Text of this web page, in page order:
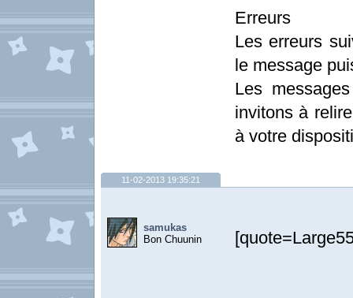
Erreurs
Les erreurs
le message
Les
invitons à
à votre
11-02-2013 19:35:21
samukas
Bon Chuunin